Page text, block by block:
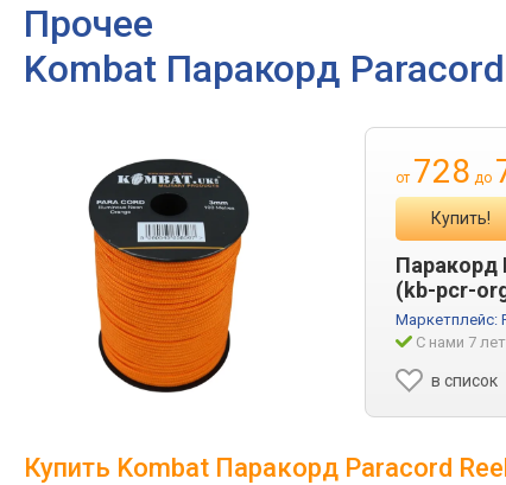
Прочее
Kombat Паракорд
от 728 до
Купить!
Паракорд
(kb-pcr-
Маркетплейс:
С нами 7 лет
в список
Купить Kombat Паракорд Paraсord